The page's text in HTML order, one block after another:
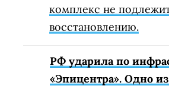
комплекс не
восстановлению.
РФ ударила по
«Эпицентра». Одно